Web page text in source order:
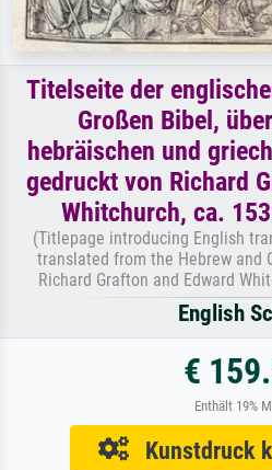
Titelseite der
Großen Bibel,
hebräischen und
gedruckt von Richard
Whitchurch, ca.
(Titlepage introducing English
translated from the Hebrew and
Richard Grafton and Edward
English
€
Enthält 19%
Kunstdruck